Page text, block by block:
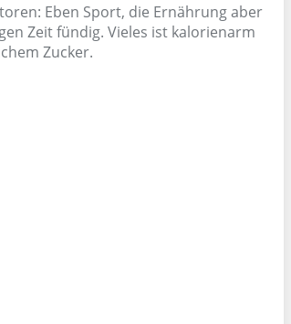
Eben Sport, die Ernährung aber
Zeit fündig. Vieles ist kalorienarm
Zucker.